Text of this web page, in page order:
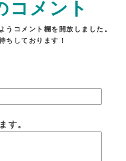
コメント
うコメント欄を開放しました。
ちしております！
す。